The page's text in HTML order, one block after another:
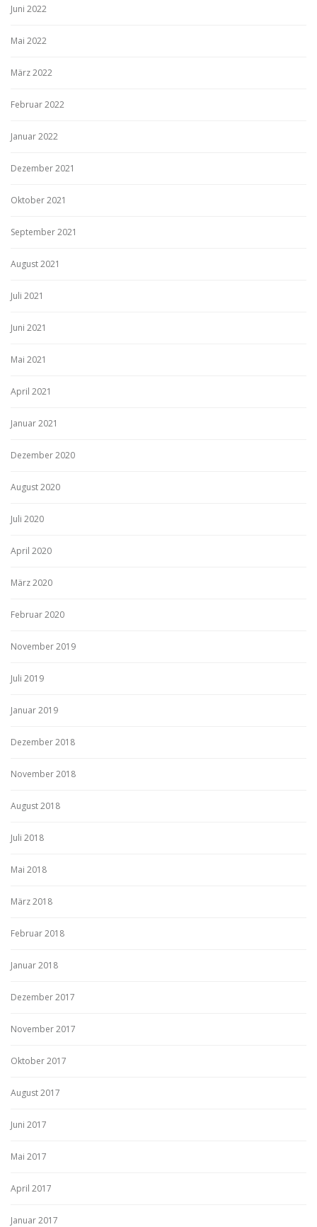
Juni 2022
Mai 2022
März 2022
Februar 2022
Januar 2022
Dezember 2021
Oktober 2021
September 2021
August 2021
Juli 2021
Juni 2021
Mai 2021
April 2021
Januar 2021
Dezember 2020
August 2020
Juli 2020
April 2020
März 2020
Februar 2020
November 2019
Juli 2019
Januar 2019
Dezember 2018
November 2018
August 2018
Juli 2018
Mai 2018
März 2018
Februar 2018
Januar 2018
Dezember 2017
November 2017
Oktober 2017
August 2017
Juni 2017
Mai 2017
April 2017
Januar 2017